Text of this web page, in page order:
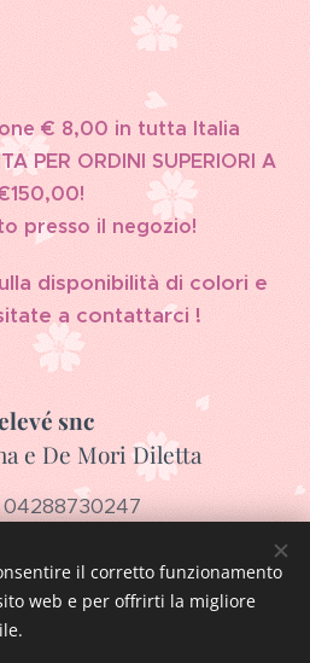
€ 8,00 in tutta Italia
PER ORDINI SUPERIORI A
presso il negozio!
disponibilità di colori e
a contattarci !
snc
e De Mori Diletta
04288730247
36043 Camisano Vicentino
5332277
il corretto funzionamento
web e per offrirti la migliore